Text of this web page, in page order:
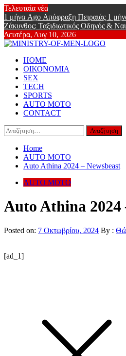
Skip
to
content
Τελευταία νέα
1 μήνα Ago Απόφραξη Πειραιάς 1
Ζάκυνθος: Ταξιδιωτικός Οδηγός &
Δευτέρα, Αυγ 10, 2026
Online Lifestyle περιοδικό για Aνδρες
Primary
Menu
HOME
ΟΙΚΟΝΟΜΙΑ
SEX
TECH
SPORTS
AUTO MOTO
CONTACT
Αναζήτηση
για:
Home
AUTO MOTO
Auto Athina 2024 – Newsbeast
AUTO MOTO
Auto Athina 2024
Posted on: 7 Οκτωβρίου, 2024 By :
[ad_1]